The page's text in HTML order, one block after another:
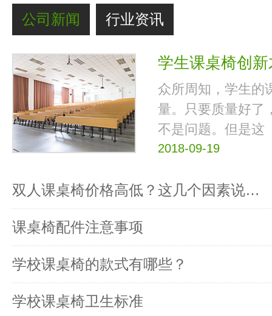
公司新闻 行业资讯
学生课桌椅创
众所周知，学生的
量。只要质量好了
不是问题。但是这
2018-09-19
双人课桌椅价格高低？这几个因素说…
课桌椅配件注意事项
学校课桌椅的款式有哪些？
学校课桌椅卫生标准